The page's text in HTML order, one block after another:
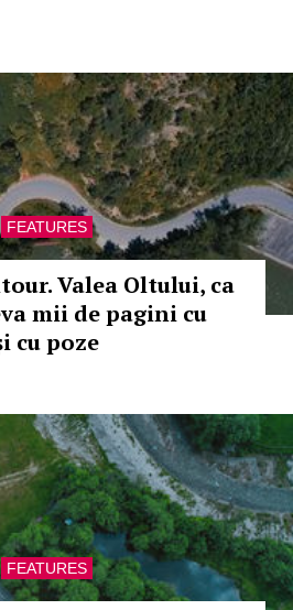
FEATURES
Valea Oltului, ca
mii de pagini cu
cu poze
FEATURES